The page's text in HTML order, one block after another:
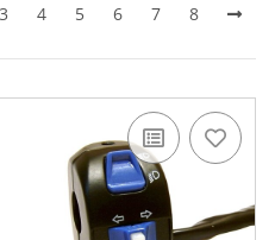
3 4 5 6 7 8